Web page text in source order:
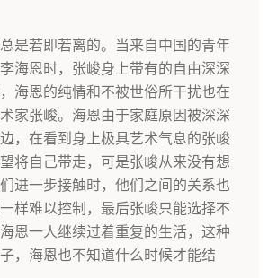
是若即若离的。当来自中国的青年
海恩时，张峻身上带有的自由深深
海恩的纯情和不被世俗所干扰也在
家张峻。海恩由于家庭原因被深深
，在看到身上极具艺术气息的张峻
将自己带走，可是张峻从来没有想
进一步接触时，他们之间的关系也
样难以控制，最后张峻只能选择不
恩一人继续过着重复的生活，这种
，海恩也不知道什么时候才能结